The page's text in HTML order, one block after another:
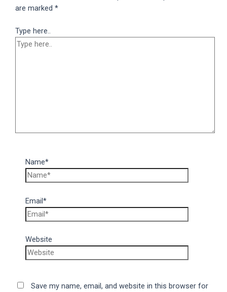
are marked*
Type here..
Name*
Email*
Website
Save my name, email, and website in this browser for